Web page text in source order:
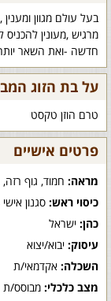
בעל עולם מגוון
מרגיש ,מעונין
חדשה -ואת השאר
על בת הזוג
טרם הוזן טקסט
פרטים אישיים
מראה: חמוד, גוף
כיסוי ראש: סגנון
כהן: ישראל
עיסוק: יבוא/יצוא
השכלה: אקדמאי/ת
מצב כלכלי: מבוסס/ת